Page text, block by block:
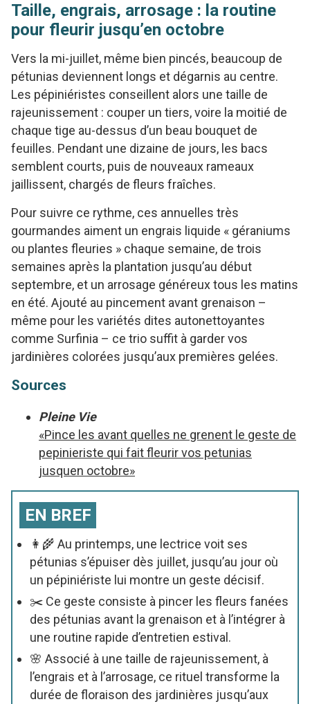
Taille, engrais, arrosage : la routine
pour fleurir jusqu’en octobre
Vers la mi-juillet, même bien pincés, beaucoup de
pétunias deviennent longs et dégarnis au centre.
Les pépiniéristes conseillent alors une taille de
rajeunissement : couper un tiers, voire la moitié de
chaque tige au-dessus d’un beau bouquet de
feuilles. Pendant une dizaine de jours, les bacs
semblent courts, puis de nouveaux rameaux
jaillissent, chargés de fleurs fraîches.
Pour suivre ce rythme, ces annuelles très
gourmandes aiment un engrais liquide « géraniums
ou plantes fleuries » chaque semaine, de trois
semaines après la plantation jusqu’au début
septembre, et un arrosage généreux tous les matins
en été. Ajouté au pincement avant grenaison –
même pour les variétés dites autonettoyantes
comme Surfinia – ce trio suffit à garder vos
jardinières colorées jusqu’aux premières gelées.
Sources
Pleine Vie
«Pince les avant quelles ne grenent le geste de
pepinieriste qui fait fleurir vos petunias
jusquen octobre»
EN BREF
👩🌾 Au printemps, une lectrice voit ses
pétunias s’épuiser dès juillet, jusqu’au jour où
un pépiniériste lui montre un geste décisif.
✂️ Ce geste consiste à pincer les fleurs fanées
des pétunias avant la grenaison et à l’intégrer à
une routine rapide d’entretien estival.
🌸 Associé à une taille de rajeunissement, à
l’engrais et à l’arrosage, ce rituel transforme la
durée de floraison des jardinières jusqu’aux